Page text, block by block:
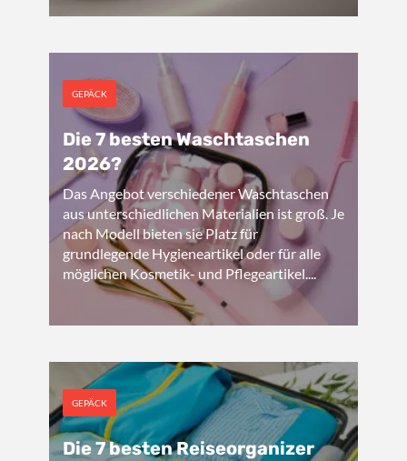
GEPÄCK
Die 7 besten Waschtaschen
2026?
Das Angebot verschiedener Waschtaschen
aus unterschiedlichen Materialien ist groß. Je
nach Modell bieten sie Platz für
grundlegende Hygieneartikel oder für alle
möglichen Kosmetik- und Pflegeartikel....
GEPÄCK
Die 7 besten Reiseorganizer